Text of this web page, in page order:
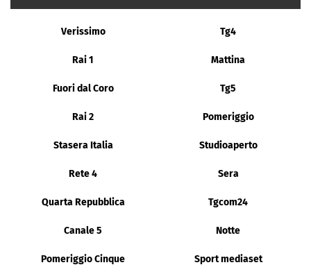
Verissimo Tg4
Rai 1 Mattina
Fuori dal Coro Tg5
Rai 2 Pomeriggio
Stasera Italia Studioaperto
Rete 4 Sera
Quarta Repubblica Tgcom24
Canale 5 Notte
Pomeriggio Cinque Sport mediaset